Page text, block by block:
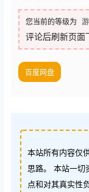
您当前的等级为
评论后刷新页面
百度网盘
本站所有内容仅
思路。 本站一切
点和对其真实性